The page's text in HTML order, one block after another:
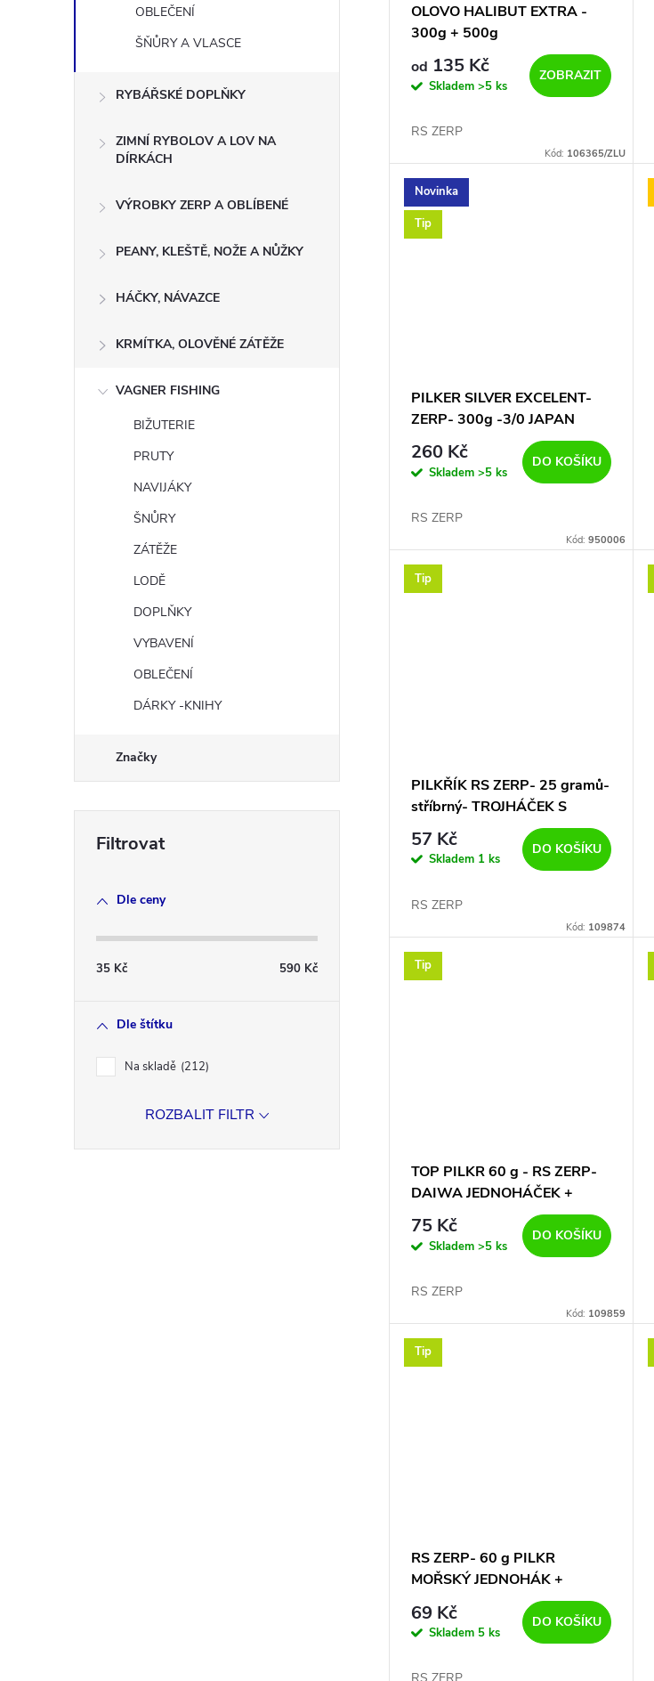
OBLEČENÍ
ŠŇŮRY A VLASCE
RYBÁŘSKÉ DOPLŇKY
ZIMNÍ RYBOLOV A LOV NA
DÍRKÁCH
VÝROBKY ZERP A OBLÍBENÉ
PEANY, KLEŠTĚ, NOŽE A NŮŽKY
HÁČKY, NÁVAZCE
KRMÍTKA, OLOVĚNÉ ZÁTĚŽE
VAGNER FISHING
BIŽUTERIE
PRUTY
NAVIJÁKY
ŠNŮRY
ZÁTĚŽE
LODĚ
DOPLŇKY
VYBAVENÍ
OBLEČENÍ
DÁRKY -KNIHY
Značky
Dle ceny
35 Kč 590 Kč
Dle štítku
Na skladě 212
ROZBALIT FILTR
OLOVO HALIBUT EXTRA -
300g + 500g
od 135 Kč
Skladem >5 ks
ZOBRAZIT
RS ZERP
Kód: 106365/ZLU
Novinka
Tip
PILKER SILVER EXCELENT-
ZERP- 300g -3/0 JAPAN
TROJHÁK+BALZER DVA
DRÁŽDÍCÍ PLÍŠKY
260 Kč
Skladem >5 ks
DO KOŠÍKU
RS ZERP
Kód:950006
Tip
PILKŘÍK RS ZERP- 25 gramů-
stříbrný- TROJHÁČEK S
PEŘÍM
57 Kč
Skladem 1 ks
DO KOŠÍKU
RS ZERP
Kód: 109874
Tip
TOP PILKR 60 g - RS ZERP-
DAIWA JEDNOHÁČEK +
PARÁDNÍ KREVETA
75 Kč
Skladem >5 ks
DO KOŠÍKU
RS ZERP
Kód: 109859
Tip
RS ZERP- 60 g PILKR
MOŘSKÝ JEDNOHÁK +
MEPPS RYBKA
69 Kč
Skladem 5 ks
DO KOŠÍKU